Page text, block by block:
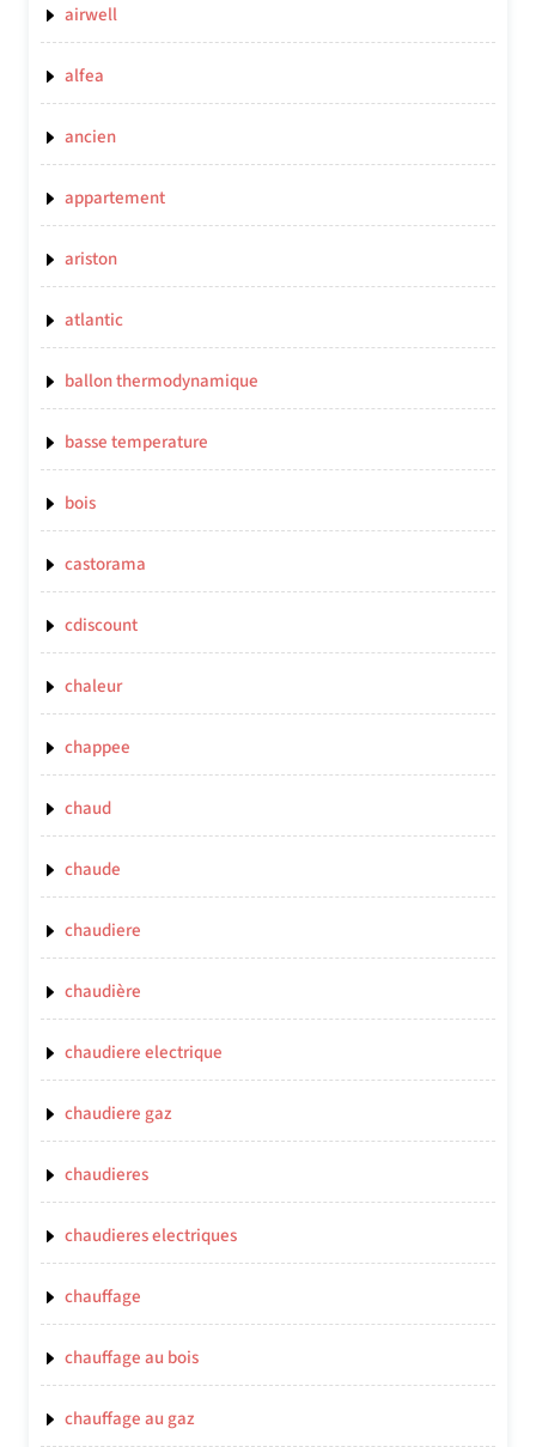
airwell
alfea
ancien
appartement
ariston
atlantic
ballon thermodynamique
basse temperature
bois
castorama
cdiscount
chaleur
chappee
chaud
chaude
chaudiere
chaudière
chaudiere electrique
chaudiere gaz
chaudieres
chaudieres electriques
chauffage
chauffage au bois
chauffage au gaz